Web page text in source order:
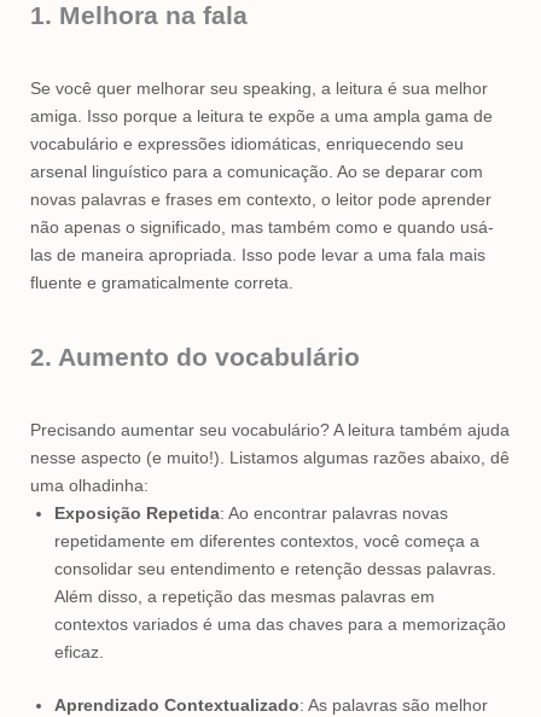
1. Melhora na fala
Se você quer melhorar seu speaking, a leitura é sua melhor
amiga. Isso porque a leitura te expõe a uma ampla gama de
vocabulário e expressões idiomáticas, enriquecendo seu
arsenal linguístico para a comunicação. Ao se deparar com
novas palavras e frases em contexto, o leitor pode aprender
não apenas o significado, mas também como e quando usá-
las de maneira apropriada. Isso pode levar a uma fala mais
fluente e gramaticalmente correta.
2. Aumento do vocabulário
Precisando aumentar seu vocabulário? A leitura também ajuda
nesse aspecto (e muito!). Listamos algumas razões abaixo, dê
uma olhadinha:
Exposição Repetida: Ao encontrar palavras novas
repetidamente em diferentes contextos, você começa a
consolidar seu entendimento e retenção dessas palavras.
Além disso, a repetição das mesmas palavras em
contextos variados é uma das chaves para a memorização
eficaz.
Aprendizado Contextualizado: As palavras são melhor